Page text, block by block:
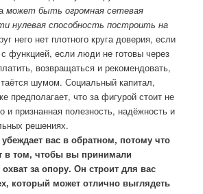
может быть огромная сетевая
нулевая способность построить на
него нет плотного круга доверия, если
функцией, если люди не готовы через
возвращаться и рекомендовать,
шумом. Социальный капитал,
предполагает, что за фигурой стоит не
и признанная полезность, надёжность и
решениях.
вас в обратном, потому что
в том, чтобы вы принимали
за опору. Он строит для вас
который может отлично выглядеть